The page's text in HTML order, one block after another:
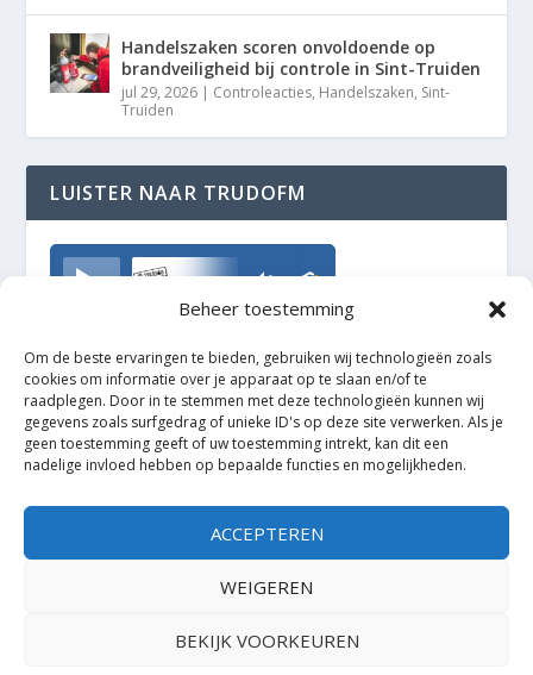
Beheer toestemming
Om de beste ervaringen te bieden, gebruiken wij technologieën zoals
cookies om informatie over je apparaat op te slaan en/of te
raadplegen. Door in te stemmen met deze technologieën kunnen wij
gegevens zoals surfgedrag of unieke ID's op deze site verwerken. Als je
geen toestemming geeft of uw toestemming intrekt, kan dit een
nadelige invloed hebben op bepaalde functies en mogelijkheden.
ACCEPTEREN
WEIGEREN
BEKIJK VOORKEUREN
Handelszaken scoren onvoldoende op
brandveiligheid bij controle in Sint-Truiden
jul 29, 2026 | Controleacties, Handelszaken, Sint-
Truiden
LUISTER NAAR TRUDOFM
TrudoFM
Elegant Themes| Mogelijk gemaakt door